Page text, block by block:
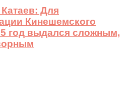
Для
Кинешемского
год выдался сложным,